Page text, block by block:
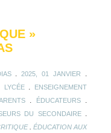
»
.2025, 01 JANVIER
LYCÉE.
ENSEIGNEMENT
. ÉDUCATEURS.
DU SECONDAIRE.
. ÉDUCATION AUX